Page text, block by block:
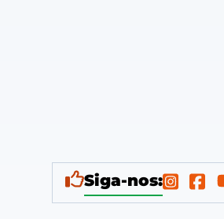
Siga-nos: